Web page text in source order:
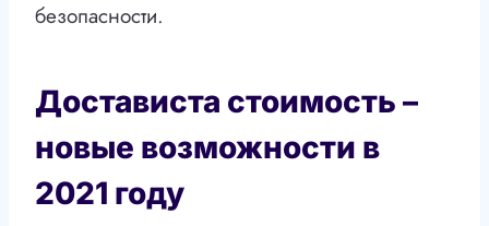
безопасности.
Достависта стоимость –
новые возможности в
2021 году